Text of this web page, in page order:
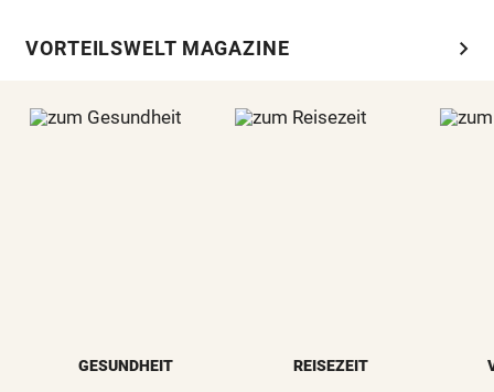
VORTEILSWELT MAGAZINE chevron_right
GESUNDHEIT REISEZEIT